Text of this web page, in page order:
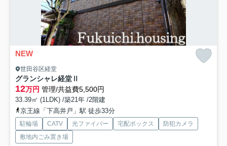
NEW
世田谷区経堂
グランシャレ経堂Ⅱ
12万円 管理/共益費5,500円
33.39㎡ (1LDK) /築21年 /2階建
京王線「下高井戸」駅 徒歩33分
駐輪場 CATV 光ファイバー 宅配ボックス
防犯カメラ
敷地内ごみ置き場